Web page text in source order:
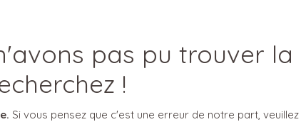
pas pu trouver
!
Si vous pensez que c'est une erreur de notre part,